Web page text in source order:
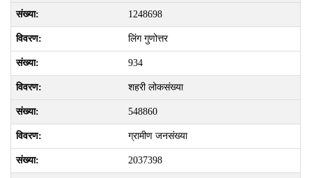
1248698
लिंग गुणोत्तर
934
शहरी लोकसंख्या
548860
ग्रामीण जनसंख्या
2037398